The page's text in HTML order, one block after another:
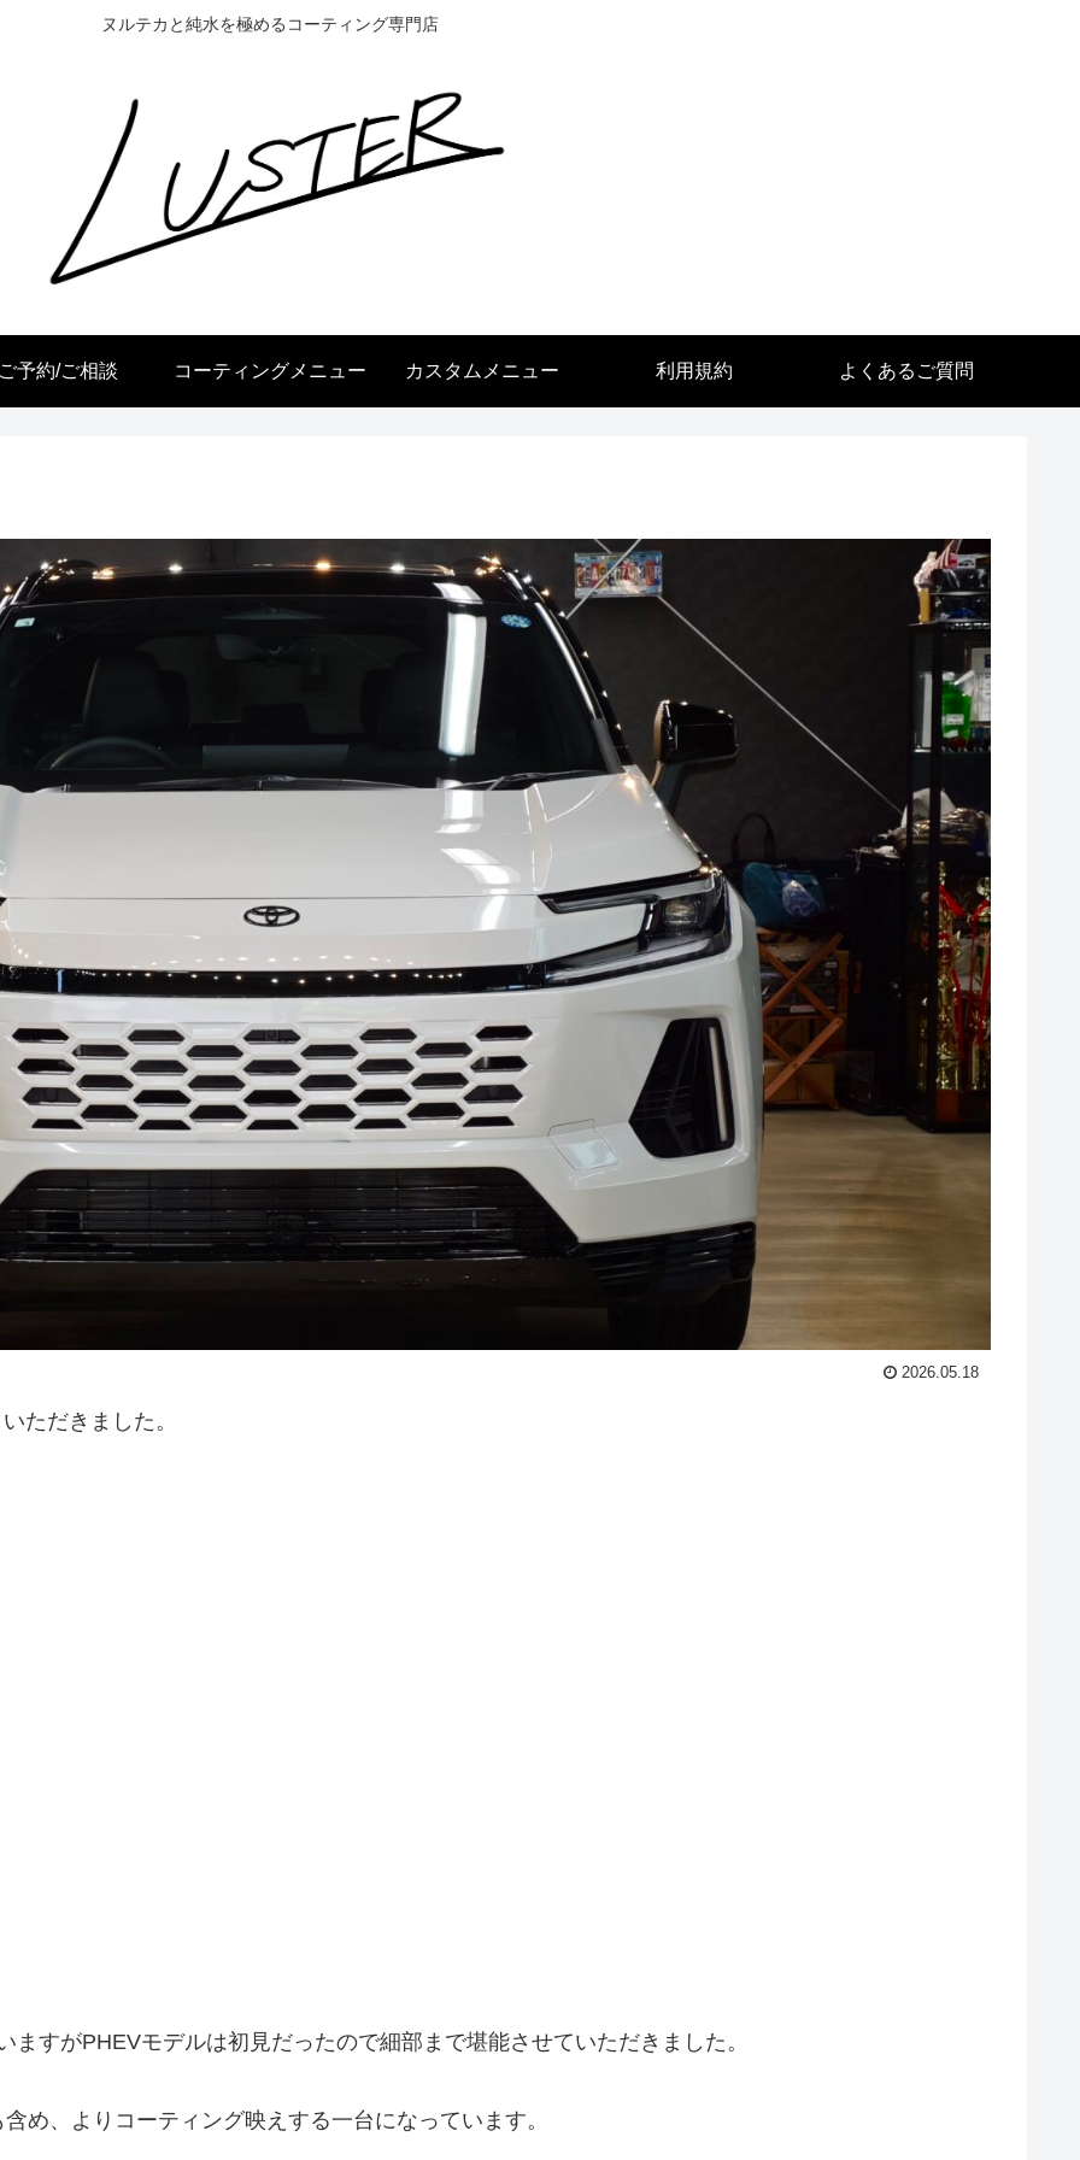
ヌルテカと純水を極めるコーティング専門店
予約/ご相談 コーティングメニュー カスタムメニュー 利用規約 よくあるご質問
2026.05.18
ただきました。
すがPHEVモデルは初見だったので細部まで堪能させていただきました。
め、よりコーティング映えする一台になっています。